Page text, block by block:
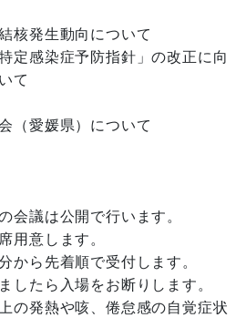
核発生動向について
定感染症予防指針」の改正に向
て
（愛媛県）について
会議は公開で行います。
用意します。
から先着順で受付します。
したら入場をお断りします。
発熱や咳、倦怠感の自覚症状